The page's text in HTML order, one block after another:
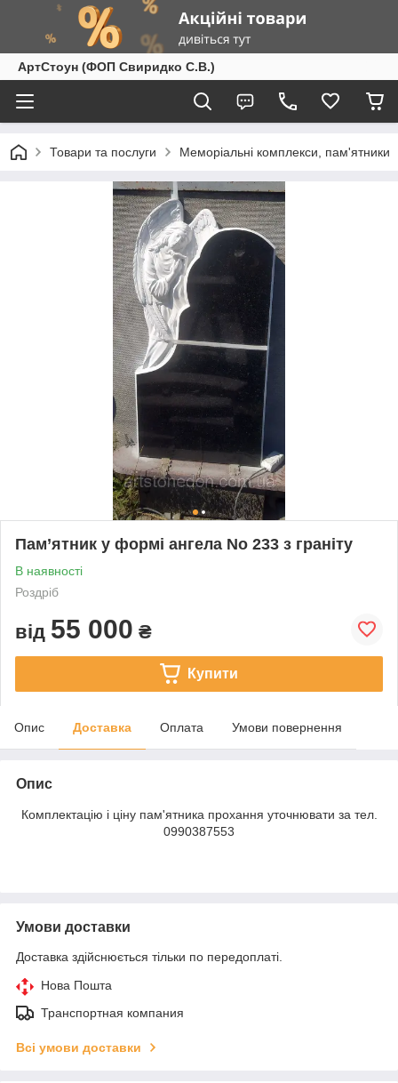
АртСтоун (ФОП Свиридко С.В.)
Товари та послуги Меморіальні комплекси, пам'ятники
Пам’ятник у формі ангела No 233 з граніту
В наявності
Роздріб
від 55 000 ₴
Купити
Опис Доставка Оплата Умови повернення
Опис
Комплектацію і ціну пам'ятника прохання уточнювати за тел.
0990387553
Умови доставки
Доставка здійснюється тільки по передоплаті.
Нова Пошта
Транспортная компания
Всі умови доставки